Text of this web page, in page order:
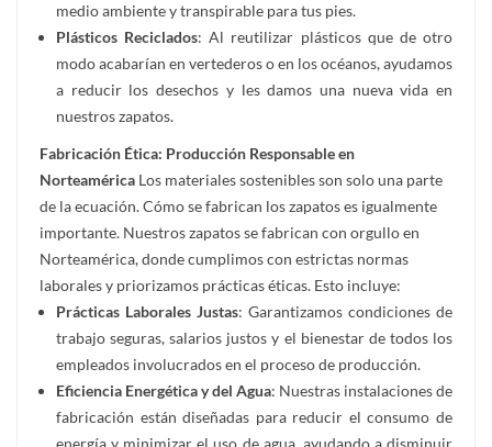
medio ambiente y transpirable para tus pies.
Plásticos Reciclados: Al reutilizar plásticos que de otro
modo acabarían en vertederos o en los océanos, ayudamos
a reducir los desechos y les damos una nueva vida en
nuestros zapatos.
Fabricación Ética: Producción Responsable en
Norteamérica Los materiales sostenibles son solo una parte
de la ecuación. Cómo se fabrican los zapatos es igualmente
importante. Nuestros zapatos se fabrican con orgullo en
Norteamérica, donde cumplimos con estrictas normas
laborales y priorizamos prácticas éticas. Esto incluye:
Prácticas Laborales Justas: Garantizamos condiciones de
trabajo seguras, salarios justos y el bienestar de todos los
empleados involucrados en el proceso de producción.
Eficiencia Energética y del Agua: Nuestras instalaciones de
fabricación están diseñadas para reducir el consumo de